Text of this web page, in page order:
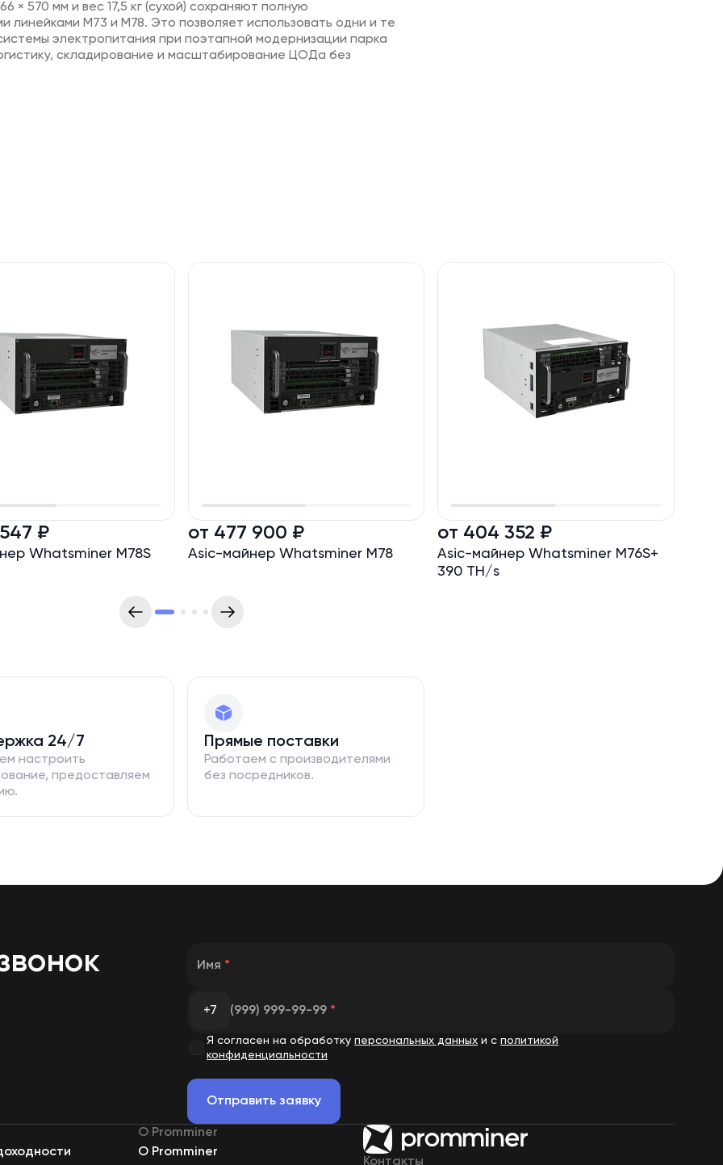
× 570 мм и вес 17,5 кг (сухой) сохраняют полную
M73 и M78. Это позволяет использовать одни и те
электропитания при поэтапной модернизации парка
складирование и масштабирование ЦОДа без
стойко-мест, силовых кабелей и единиц обслуживания на
дата-центрах с мощной системой
Требуется подключение к контуру подачи и обратки
воды не выше 35°C для режима Normal и не выше 30°C для
в производстве ASIC-оборудования для майнинга
своих устройств и стабильной производительностью на
₽
Whatsminer M78S
от 477 900 ₽
Asic-майнер Whatsminer M78
от 404 352 ₽
Asic-майнер Whatsminer M76S+
390 TH/s
24/7
настроить
предоставляем
Прямые поставки
Работаем с производителями
без посредников.
Имя *
+7 (999) 999-99-99 *
Я согласен на обработку персональных данных и с политикой
конфиденциальности
Отправить заявку
О Promminer
О Promminer
Контакты